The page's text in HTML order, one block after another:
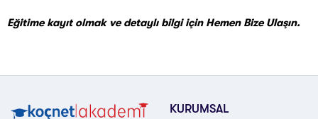
Eğitime kayıt olmak ve detaylı bilgi için Hemen Bize Ulaşın.
KURUMSAL